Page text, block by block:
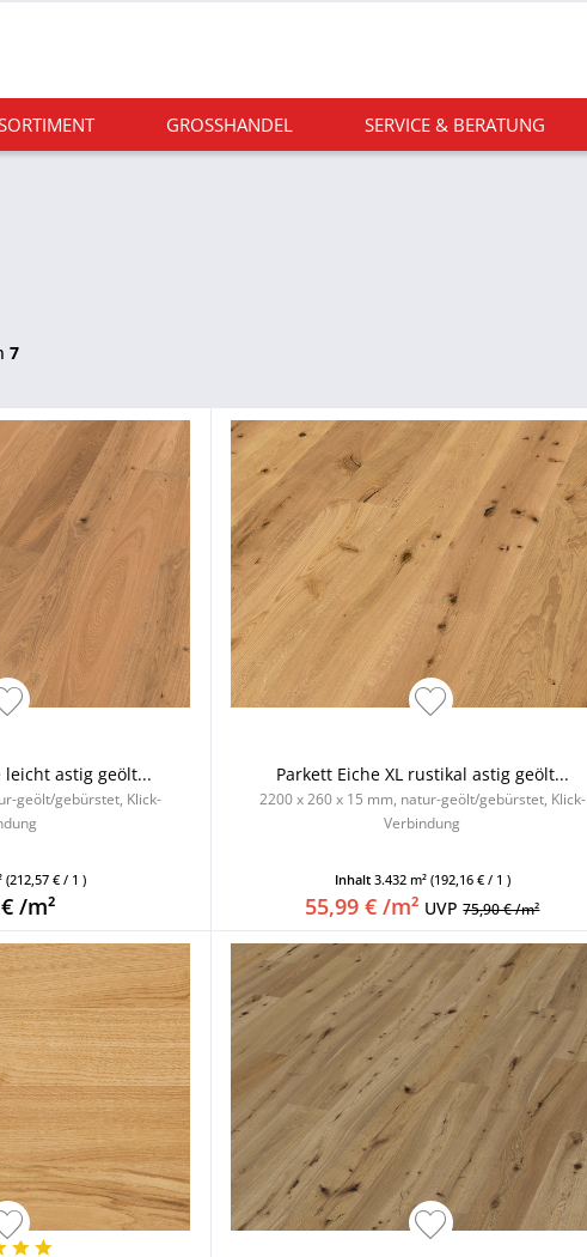
GROSSHANDEL SERVICE & BERATUNG
7
leicht astig geölt...
geölt/gebürstet, Klick-
(212,57 € / 1 )
/m²
Parkett Eiche XL rustikal astig geölt...
2200 x 260 x 15 mm, natur-geölt/gebürstet, Klick-
Verbindung
Inhalt 3.432 m² (192,16 € / 1 )
55,99 € /m² UVP75,90 € /m²